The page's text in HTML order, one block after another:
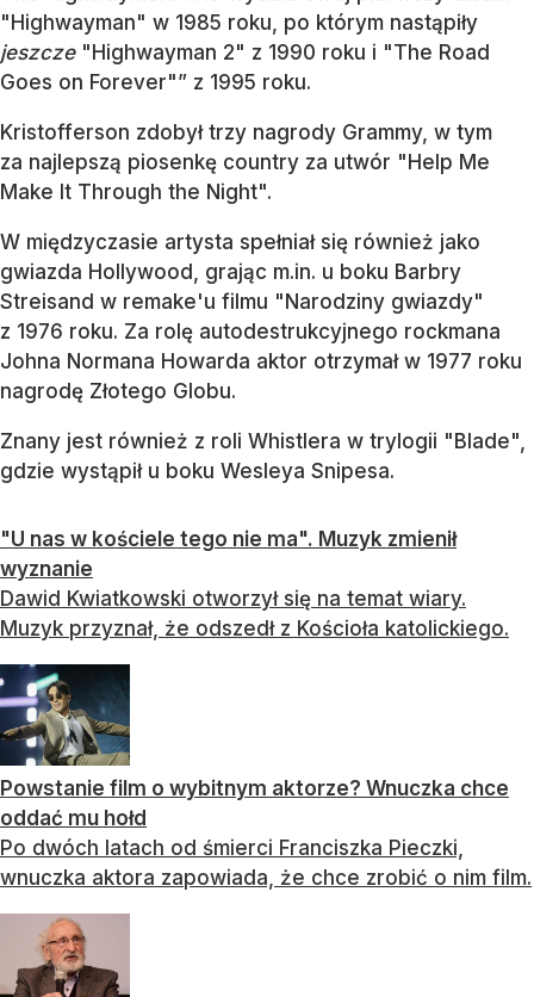
"Highwayman" w 1985 roku, po którym nastąpiły
jeszcze "Highwayman 2" z 1990 roku i "The Road
Goes on Forever"” z 1995 roku.
Kristofferson zdobył trzy nagrody Grammy, w tym
za najlepszą piosenkę country za utwór "Help Me
Make It Through the Night".
W międzyczasie artysta spełniał się również jako
gwiazda Hollywood, grając m.in. u boku Barbry
Streisand w remake'u filmu "Narodziny gwiazdy"
z 1976 roku. Za rolę autodestrukcyjnego rockmana
Johna Normana Howarda aktor otrzymał w 1977 roku
nagrodę Złotego Globu.
Znany jest również z roli Whistlera w trylogii "Blade",
gdzie wystąpił u boku Wesleya Snipesa.
"U nas w kościele tego nie ma". Muzyk zmienił
wyznanie
Dawid Kwiatkowski otworzył się na temat wiary.
Muzyk przyznał, że odszedł z Kościoła katolickiego.
Powstanie film o wybitnym aktorze? Wnuczka chce
oddać mu hołd
Po dwóch latach od śmierci Franciszka Pieczki,
wnuczka aktora zapowiada, że chce zrobić o nim film.